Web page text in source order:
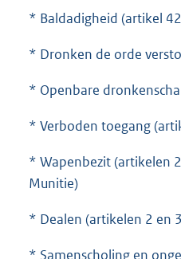
* Baldadigheid (artikel
* Dronken de orde
* Openbare
* Verboden toegang
* Wapenbezit (artikelen
Munitie)
* Dealen (artikelen 2 en
* Samenscholing en